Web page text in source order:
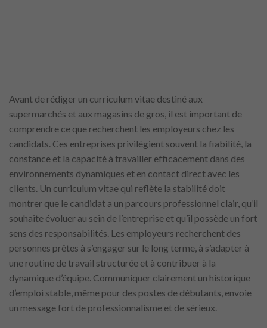
Avant de rédiger un curriculum vitae destiné aux
supermarchés et aux magasins de gros, il est important de
comprendre ce que recherchent les employeurs chez les
candidats. Ces entreprises privilégient souvent la fiabilité, la
constance et la capacité à travailler efficacement dans des
environnements dynamiques et en contact direct avec les
clients. Un curriculum vitae qui reflète la stabilité doit
montrer que le candidat a un parcours professionnel clair, qu’il
souhaite évoluer au sein de l’entreprise et qu’il possède un fort
sens des responsabilités. Les employeurs recherchent des
personnes prêtes à s’engager sur le long terme, à s’adapter à
une routine de travail structurée et à contribuer à la
dynamique d’équipe. Communiquer clairement un historique
d’emploi stable, même pour des postes de débutants, envoie
un message fort de professionnalisme et de sérieux.